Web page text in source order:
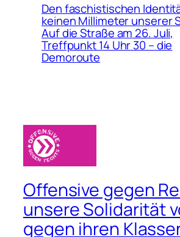
Den faschistischen
keinen Millimeter unserer
Auf die Straße am 26. Juli,
Treffpunkt 14 Uhr 30 – die
Demoroute
Offensive gegen
unsere Solidarität
gegen ihren